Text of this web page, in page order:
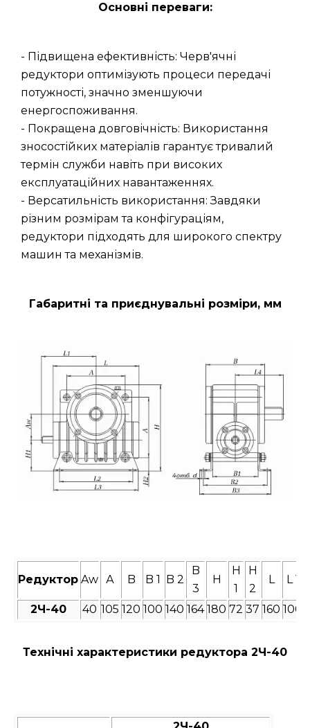
Основні переваги:
- Підвищена ефективність: Черв'ячні
редуктори оптимізують процеси передачі
потужності, значно зменшуючи
енергоспоживання.
- Покращена довговічність: Використання
зносостійких матеріалів гарантує тривалий
термін служби навіть при високих
експлуатаційних навантаженнях.
- Версатильність використання: Завдяки
різним розмірам та конфігураціям,
редуктори підходять для широкого спектру
машин та механізмів.
Габаритні та приєднувальні розміри, мм
Редуктор Aw А B B 1 B 2
B
3
H
H
1
H
2
L L 1
2Ч-40 40 105 120 100 140 164 180 72 37 160 100
Технічні характеристики редуктора 2Ч-40